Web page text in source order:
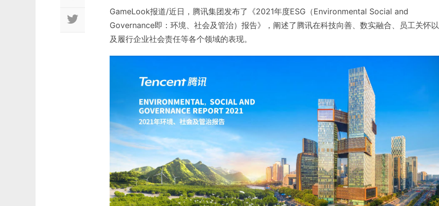
GameLook报道/近日，腾讯集团发布了《2021年度ESG（Environmental Social and
Governance即：环境、社会及管治）报告》，阐述了腾讯在科技向善、数实融合、员工关怀以
及履行企业社会责任等各个领域的表现。